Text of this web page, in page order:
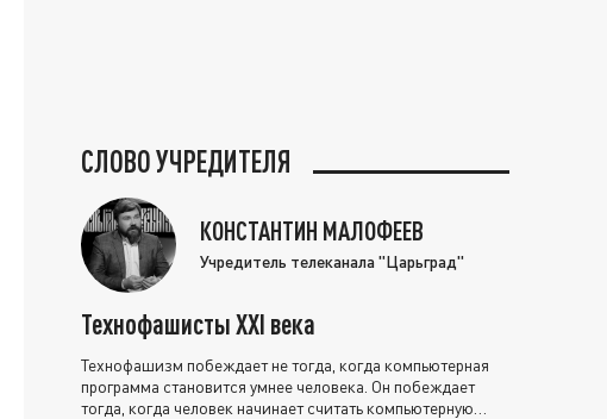
СЛОВО УЧРЕДИТЕЛЯ
КОНСТАНТИН МАЛОФЕЕВ
Учредитель телеканала "Царьград"
Технофашисты XXI века
Технофашизм побеждает не тогда, когда компьютерная
программа становится умнее человека. Он побеждает
тогда, когда человек начинает считать компьютерную